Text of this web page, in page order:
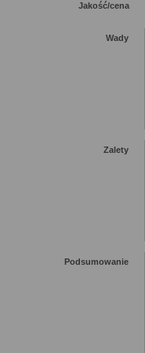
Jakość/cena
Wady
Zalety
Podsumowanie